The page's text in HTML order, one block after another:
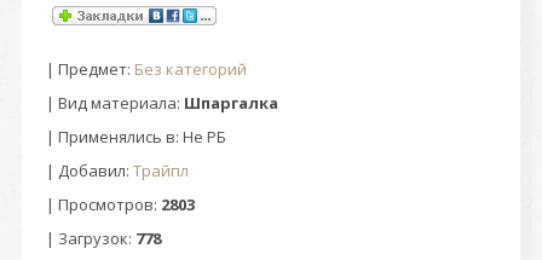
| Предмет: Без категорий
| Вид материала: Шпаргалка
| Применялись в: Не РБ
| Добавил: Трайпл
| Просмотров: 2803
| Загрузок: 778